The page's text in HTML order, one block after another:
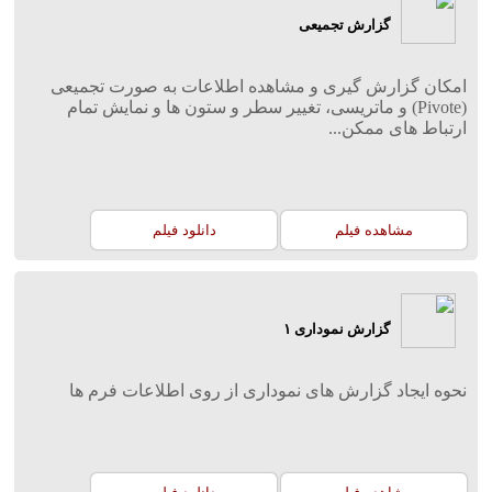
گزارش تجمیعی
امکان گزارش گیری و مشاهده اطلاعات به صورت تجمیعی
(Pivote) و ماتریسی، تغییر سطر و ستون ها و نمایش تمام
ارتباط های ممکن...
مشاهده فیلم دانلود فیلم
گزارش نموداری ۱
نحوه ایجاد گزارش های نموداری از روی اطلاعات فرم ها